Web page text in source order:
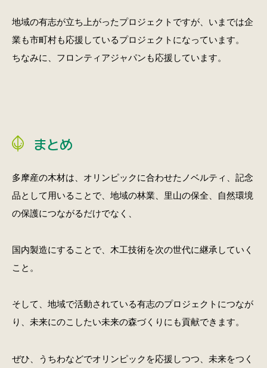
地域の有志が立ち上がったプロジェクトですが、いまでは企
業も市町村も応援しているプロジェクトになっています。
ちなみに、フロンティアジャパンも応援しています。
まとめ
多摩産の木材は、オリンピックに合わせたノベルティ、記念
品として用いることで、地域の林業、里山の保全、自然環境
の保護につながるだけでなく、
国内製造にすることで、木工技術を次の世代に継承していく
こと。
そして、地域で活動されている有志のプロジェクトにつなが
り、未来にのこしたい未来の森づくりにも貢献できます。
ぜひ、うちわなどでオリンピックを応援しつつ、未来をつく